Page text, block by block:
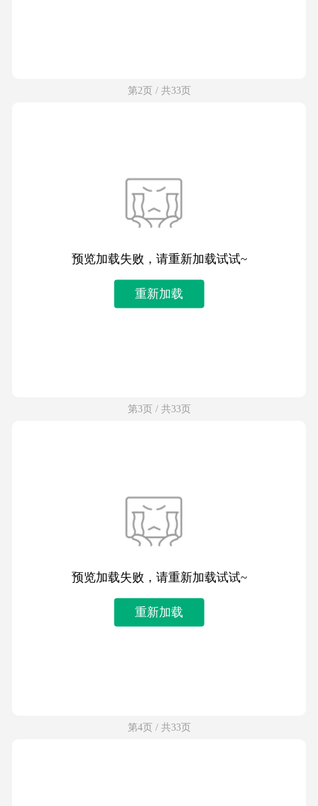
第2页 / 共33页
预览加载失败，请重新加载试试~
重新加载
第3页 / 共33页
预览加载失败，请重新加载试试~
重新加载
第4页 / 共33页